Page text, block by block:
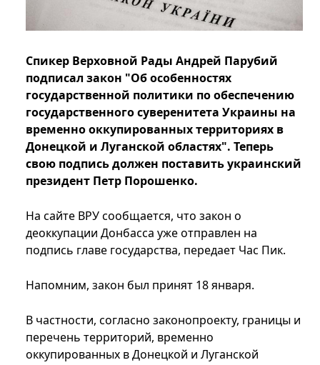
Спикер Верховной Рады Андрей Парубий
подписал закон "Об особенностях
государственной политики по обеспечению
государственного суверенитета Украины на
временно оккупированных территориях в
Донецкой и Луганской областях". Теперь
свою подпись должен поставить украинский
президент Петр Порошенко.
На сайте ВРУ сообщается, что закон о
деоккупации Донбасса уже отправлен на
подпись главе государства, передает Час Пик.
Напомним, закон был принят 18 января.
В частности, согласно законопроекту, границы и
перечень территорий, временно
оккупированных в Донецкой и Луганской